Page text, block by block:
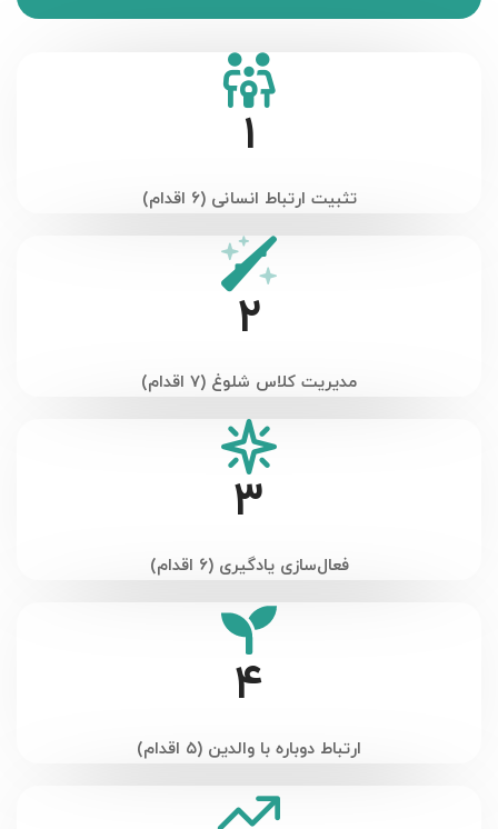
1
تثبیت ارتباط انسانی (۶ اقدام)
2
مدیریت کلاس شلوغ (۷ اقدام)
3
فعال‌سازی یادگیری (۶ اقدام)
4
ارتباط دوباره با والدین (۵ اقدام)